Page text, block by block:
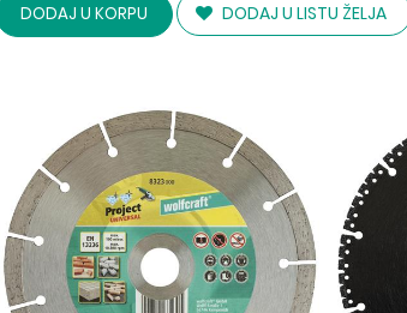
DODAJ U KORPU DODAJ U LISTU ŽELJA